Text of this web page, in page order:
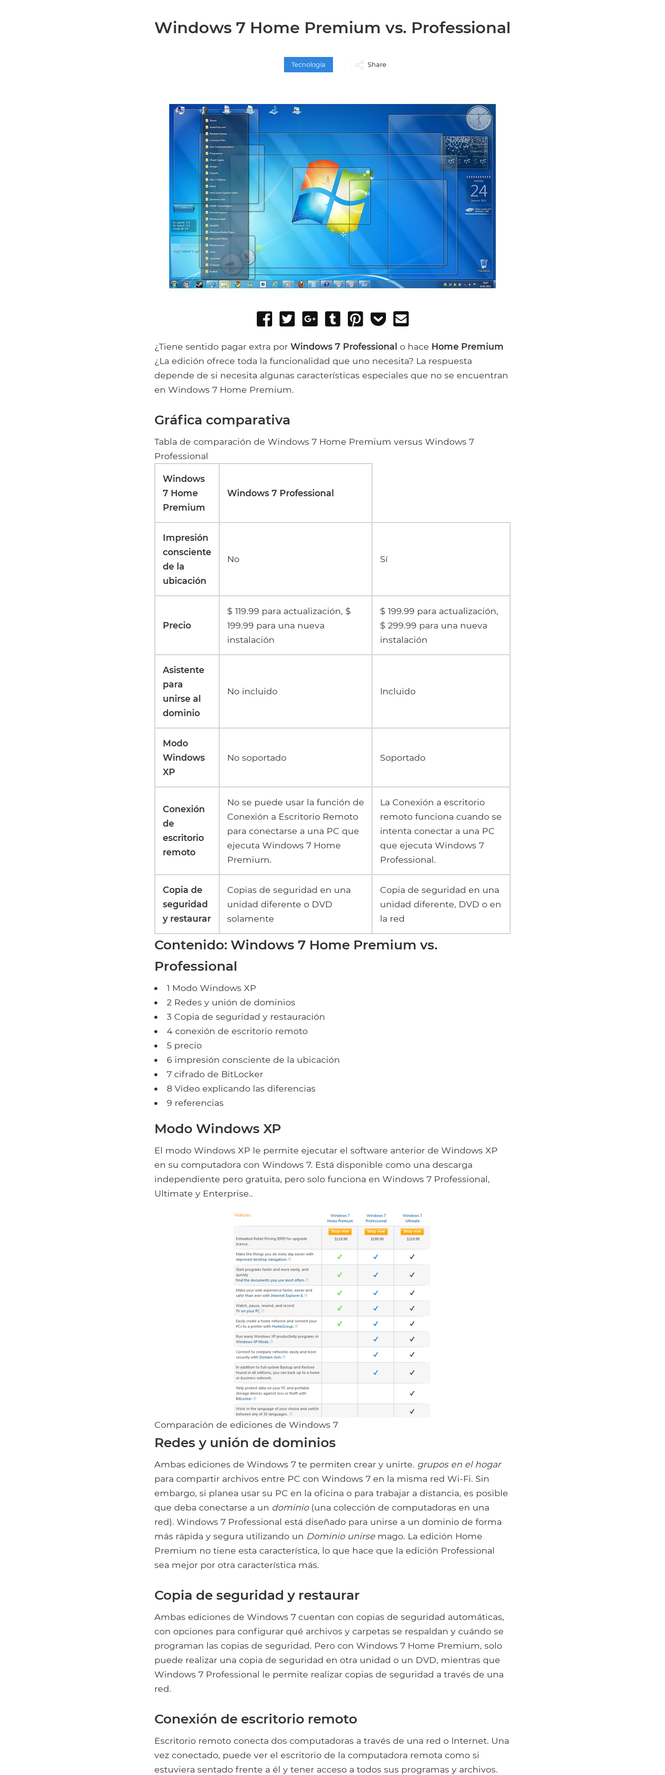
Windows 7 Home Premium vs. Professional
Tecnología Share
Share
Facebook
Tweet
Share
Google+
Post
Tumblr
Pin
Add
Pocket
¿Tiene sentido pagar extra por Windows 7 Professional o hace Home Premium
¿La edición ofrece toda la funcionalidad que uno necesita? La respuesta
depende de si necesita algunas características especiales que no se encuentran
en Windows 7 Home Premium.
Gráfica comparativa
Tabla de comparación de Windows 7 Home Premium versus Windows 7
Professional
Windows
7 Home
Premium
Windows 7 Professional
Impresión
consciente
de la
ubicación
No Sí
Precio
$ 119.99 para actualización, $
199.99 para una nueva
instalación
$ 199.99 para actualización,
$ 299.99 para una nueva
instalación
Asistente
para
unirse al
dominio
No incluido Incluido
Modo
Windows
XP
No soportado Soportado
Conexión
de
escritorio
remoto
No se puede usar la función de
Conexión a Escritorio Remoto
para conectarse a una PC que
ejecuta Windows 7 Home
Premium.
La Conexión a escritorio
remoto funciona cuando se
intenta conectar a una PC
que ejecuta Windows 7
Professional.
Copia de
seguridad
y restaurar
Copias de seguridad en una
unidad diferente o DVD
solamente
Copia de seguridad en una
unidad diferente, DVD o en
la red
Contenido: Windows 7 Home Premium vs.
Professional
1 Modo Windows XP
2 Redes y unión de dominios
3 Copia de seguridad y restauración
4 conexión de escritorio remoto
5 precio
6 impresión consciente de la ubicación
7 cifrado de BitLocker
8 Video explicando las diferencias
9 referencias
Modo Windows XP
El modo Windows XP le permite ejecutar el software anterior de Windows XP
en su computadora con Windows 7. Está disponible como una descarga
independiente pero gratuita, pero solo funciona en Windows 7 Professional,
Ultimate y Enterprise..
Comparación de ediciones de Windows 7
Redes y unión de dominios
Ambas ediciones de Windows 7 te permiten crear y unirte. grupos en el hogar
para compartir archivos entre PC con Windows 7 en la misma red Wi-Fi. Sin
embargo, si planea usar su PC en la oficina o para trabajar a distancia, es posible
que deba conectarse a un dominio(una colección de computadoras en una
red). Windows 7 Professional está diseñado para unirse a un dominio de forma
más rápida y segura utilizando un Dominio unirse mago. La edición Home
Premium no tiene esta característica, lo que hace que la edición Professional
sea mejor por otra característica más.
Copia de seguridad y restaurar
Ambas ediciones de Windows 7 cuentan con copias de seguridad automáticas,
con opciones para configurar qué archivos y carpetas se respaldan y cuándo se
programan las copias de seguridad. Pero con Windows 7 Home Premium, solo
puede realizar una copia de seguridad en otra unidad o un DVD, mientras que
Windows 7 Professional le permite realizar copias de seguridad a través de una
red.
Conexión de escritorio remoto
Escritorio remoto conecta dos computadoras a través de una red o Internet. Una
vez conectado, puede ver el escritorio de la computadora remota como si
estuviera sentado frente a él y tener acceso a todos sus programas y archivos.